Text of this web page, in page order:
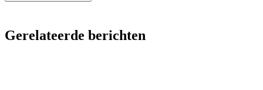
Gerelateerde berichten